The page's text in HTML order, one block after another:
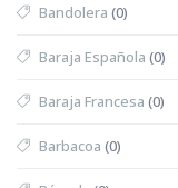
Bandolera (0)
Baraja Española (0)
Baraja Francesa (0)
Barbacoa (0)